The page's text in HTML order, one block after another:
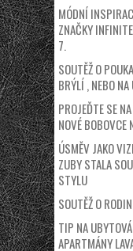
MÓDNÍ
ZNAČKY
7.
SOUTĚŽ O
BRÝLÍ , NEBO
PROJEĎTE SE
NOVÉ BOBOVCE
ÚSMĚV JAKO
ZUBY STALA
STYLU
SOUTĚŽ O
TIP NA
APARTMÁNY